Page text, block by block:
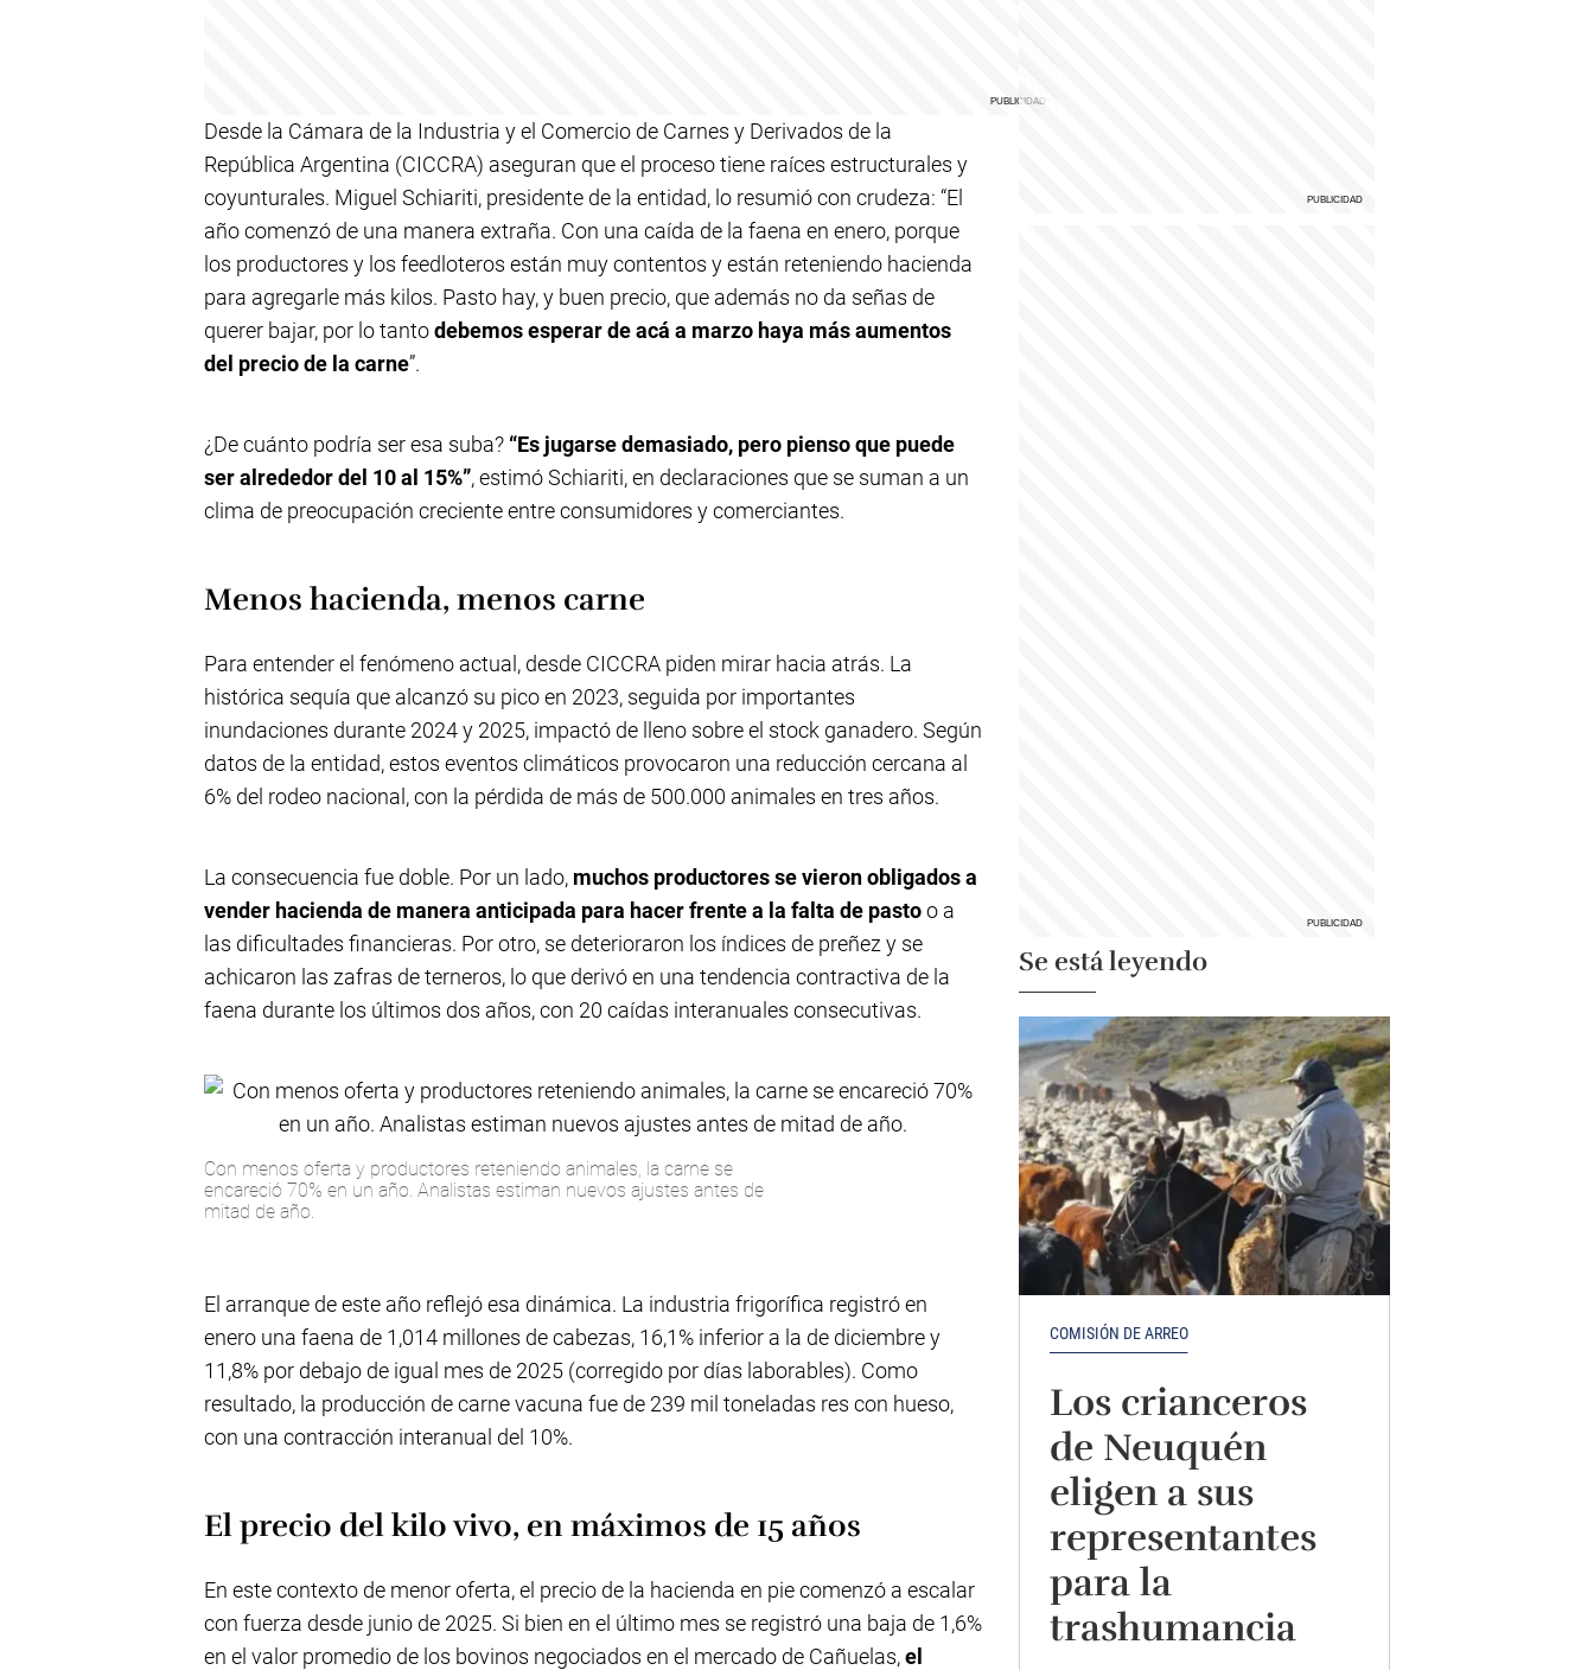
Desde la Cámara de la Industria y el Comercio de Carnes y Derivados de la
República Argentina (CICCRA) aseguran que el proceso tiene raíces estructurales y
coyunturales. Miguel Schiariti, presidente de la entidad, lo resumió con crudeza: “El
año comenzó de una manera extraña. Con una caída de la faena en enero, porque
los productores y los feedloteros están muy contentos y están reteniendo hacienda
para agregarle más kilos. Pasto hay, y buen precio, que además no da señas de
querer bajar, por lo tantodebemos esperar de acá a marzo haya más aumentos
del precio de la carne”.
¿De cuánto podría ser esa suba? “Es jugarse demasiado, pero pienso que puede
ser alrededor del 10 al 15%”, estimó Schiariti, en declaraciones que se suman a un
clima de preocupación creciente entre consumidores y comerciantes.
Menos hacienda, menos carne
Para entender el fenómeno actual, desde CICCRA piden mirar hacia atrás. La
histórica sequía que alcanzó su pico en 2023, seguida por importantes
inundaciones durante 2024 y 2025, impactó de lleno sobre el stock ganadero. Según
datos de la entidad, estos eventos climáticos provocaron una reducción cercana al
6% del rodeo nacional, con la pérdida de más de 500.000 animales en tres años.
La consecuencia fue doble. Por un lado, muchos productores se vieron obligados a
vender hacienda de manera anticipada para hacer frente a la falta de pastoo a
las dificultades financieras. Por otro, se deterioraron los índices de preñez y se
achicaron las zafras de terneros, lo que derivó en una tendencia contractiva de la
faena durante los últimos dos años, con 20 caídas interanuales consecutivas.
Con menos oferta y productores reteniendo animales, la carne se
encareció 70% en un año. Analistas estiman nuevos ajustes antes de
mitad de año.
El arranque de este año reflejó esa dinámica. La industria frigorífica registró en
enero una faena de 1,014 millones de cabezas, 16,1% inferior a la de diciembre y
11,8% por debajo de igual mes de 2025 (corregido por días laborables). Como
resultado, la producción de carne vacuna fue de 239 mil toneladas res con hueso,
con una contracción interanual del 10%.
El precio del kilo vivo, en máximos de 15 años
En este contexto de menor oferta, el precio de la hacienda en pie comenzó a escalar
con fuerza desde junio de 2025. Si bien en el último mes se registró una baja de 1,6%
en el valor promedio de los bovinos negociados en el mercado de Cañuelas,el
Se está leyendo
COMISIÓN DE ARREO
Los crianceros
de Neuquén
eligen a sus
representantes
para la
trashumancia